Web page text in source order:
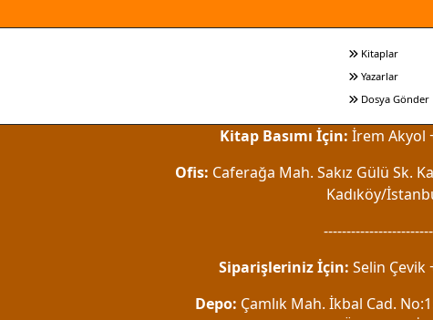
Kitaplar
Yazarlar
Dosya Gönder
Kitap Basımı İçin: İrem Akyol
Ofis: Caferağa Mah. Sakız Gülü Sk.
Kadıköy/
Siparişleriniz İçin: Selin Çevik
Depo: Çamlık Mah. İkbal Cad.